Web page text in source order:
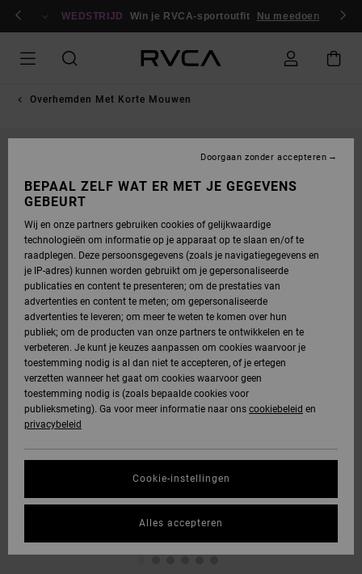
NAAR/ registrerenWEDSTRIJD Win je RVCA-sportoutfit Nu meedoen
Overhemden Met Korte Mouwen
BEPAAL ZELF WAT ER MET JE GEGEVENS
GEBEURT
Wij en onze partners gebruiken cookies of gelijkwaardige
technologieën om informatie op je apparaat op te slaan en/of te
raadplegen. Deze persoonsgegevens (zoals je navigatiegegevens en
je IP-adres) kunnen worden gebruikt om je gepersonaliseerde
publicaties en content te presenteren; om de prestaties van
advertenties en content te meten; om gepersonaliseerde
advertenties te leveren; om meer te weten te komen over hun
publiek; om de producten van onze partners te ontwikkelen en te
verbeteren. Je kunt je keuzes aanpassen om cookies waarvoor je
toestemming nodig is al dan niet te accepteren, of je ertegen
verzetten wanneer het gaat om cookies waarvoor geen
toestemming nodig is (zoals bepaalde cookies voor
publieksmeting). Ga voor meer informatie naar ons cookiebeleid en
privacybeleid
Cookie-instellingen
Doorgaan zonder accepteren
Alles accepteren